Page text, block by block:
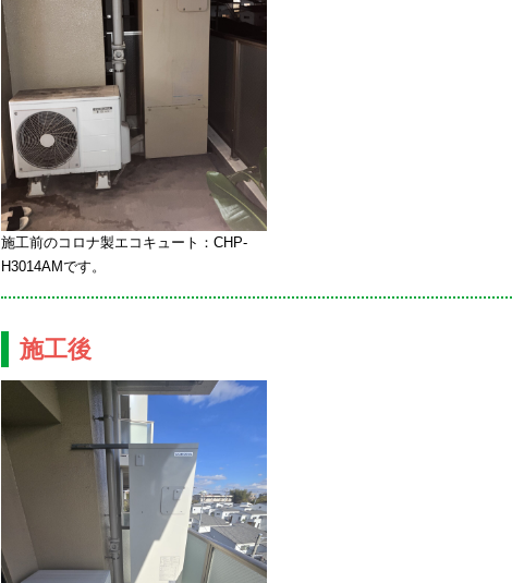
施工前のコロナ製エコキュート：CHP-
H3014AMです。
施工後